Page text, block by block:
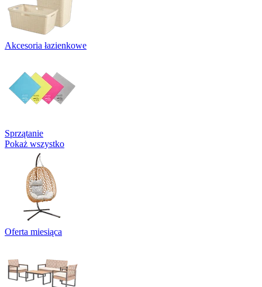
Akcesoria łazienkowe
Sprzątanie
Pokaż wszystko
Oferta miesiąca